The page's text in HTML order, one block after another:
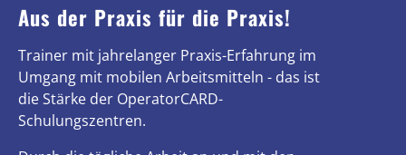
Aus der Praxis für die Praxis!
Trainer mit jahrelanger Praxis-Erfahrung im
Umgang mit mobilen Arbeitsmitteln - das ist
die Stärke der OperatorCARD-
Schulungszentren.